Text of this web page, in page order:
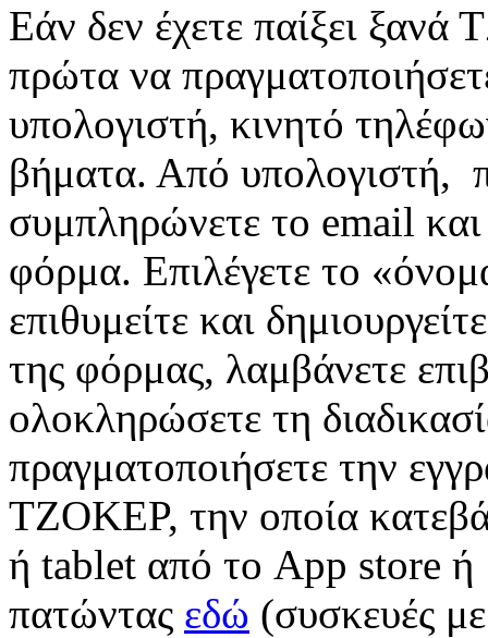
Εάν δεν έχετε παίξει
πρώτα να
υπολογιστή, κινητό
βήματα. Από υπολογιστή,
συμπληρώνετε το email
φόρμα. Επιλέγετε το
επιθυμείτε και
της φόρμας, λαμβάνετε
ολοκληρώσετε τη
πραγματοποιήσετε την
ΤΖΟΚΕΡ, την οποία
ή tablet από το App store
πατώντας εδώ (συσκευές